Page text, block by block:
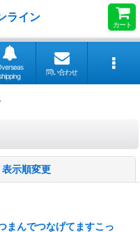
ライン
カート
問い合わせ
表示順変更
まんでつなげてますこっ